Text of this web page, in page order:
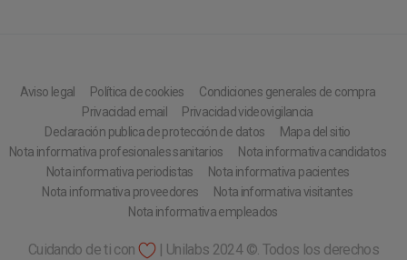
Aviso legal Política de cookies
Condiciones generales de compra
Privacidad email
Privacidad videovigilancia
Declaración publica de protección de datos
Mapa del sitio
Nota informativa profesionales sanitarios
Nota informativa candidatos
Nota informativa periodistas
Nota informativa pacientes
Nota informativa proveedores
Nota informativa visitantes
Nota informativa empleados
Cuidando de ti con | Unilabs 2024 ©. Todos los derechos